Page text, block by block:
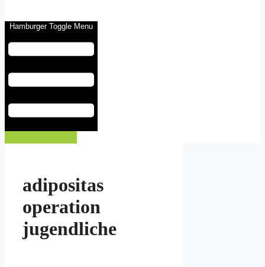
Hamburger Toggle Menu
adipositas
operation
jugendliche